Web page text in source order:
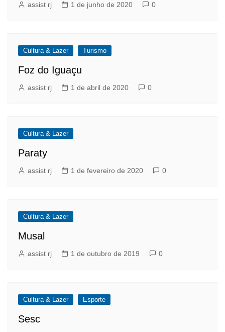
assist rj 1 de junho de 2020 0
Cultura & Lazer Turismo
Foz do Iguaçu
assist rj 1 de abril de 2020 0
Cultura & Lazer
Paraty
assist rj 1 de fevereiro de 2020 0
Cultura & Lazer
Musal
assist rj 1 de outubro de 2019 0
Cultura & Lazer Esporte
Sesc